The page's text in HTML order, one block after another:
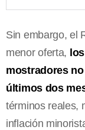
Sin embargo, el
menor oferta,
mostradores
últimos dos
términos reales,
inflación